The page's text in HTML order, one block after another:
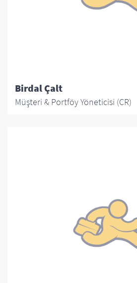
Birdal Çalt
Müşteri & Portföy Yöneticisi (CR)